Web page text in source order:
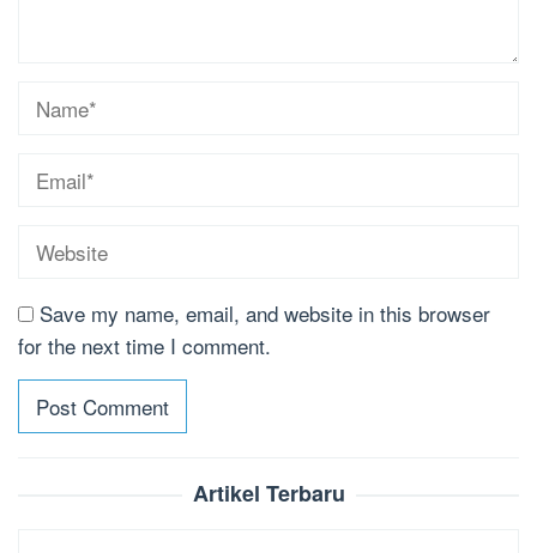
Save my name, email, and website in this browser
for the next time I comment.
Artikel Terbaru